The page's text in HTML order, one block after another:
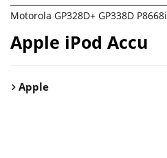
Motorola GP328D+ GP338D P8668i
Apple iPod Accu
Apple